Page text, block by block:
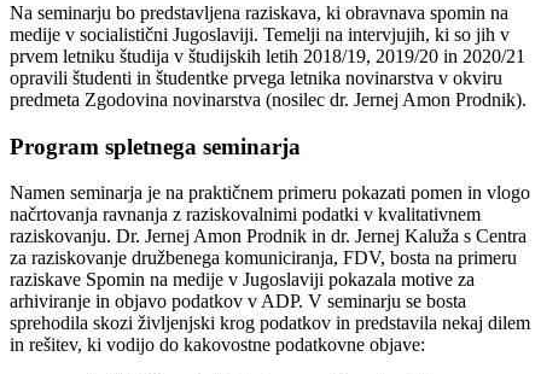
Na seminarju bo predstavljena raziskava, ki obravnava spomin na
medije v socialistični Jugoslaviji. Temelji na intervjujih, ki so jih v
prvem letniku študija v študijskih letih 2018/19, 2019/20 in 2020/21
opravili študenti in študentke prvega letnika novinarstva v okviru
predmeta Zgodovina novinarstva (nosilec dr. Jernej Amon Prodnik).
Program spletnega seminarja
Namen seminarja je na praktičnem primeru pokazati pomen in vlogo
načrtovanja ravnanja z raziskovalnimi podatki v kvalitativnem
raziskovanju. Dr. Jernej Amon Prodnik in dr. Jernej Kaluža s Centra
za raziskovanje družbenega komuniciranja, FDV, bosta na primeru
raziskave Spomin na medije v Jugoslaviji pokazala motive za
arhiviranje in objavo podatkov v ADP. V seminarju se bosta
sprehodila skozi življenjski krog podatkov in predstavila nekaj dilem
in rešitev, ki vodijo do kakovostne podatkovne objave: